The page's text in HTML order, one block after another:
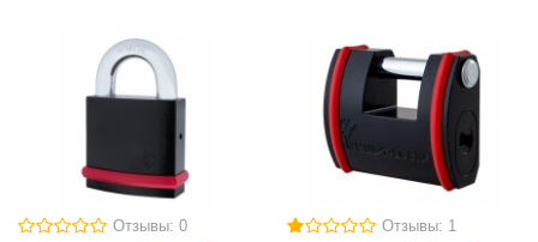
Отзывы: 0 Отзывы: 1